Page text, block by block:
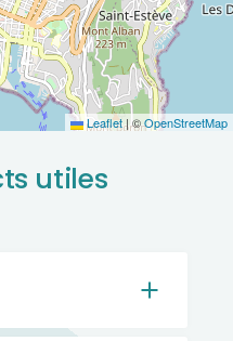
Leaflet|©OpenStreetMap
utiles